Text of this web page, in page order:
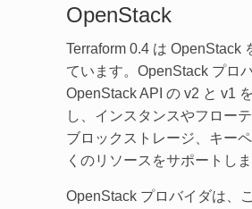
OpenStack
Terraform 0.4 は OpenStack
ています。OpenStack プロ
OpenStack API の v2 と v1
し、インスタンスやフロー
ブロックストレージ、キー
くのリソースをサポートしま
OpenStack プロバイダは、